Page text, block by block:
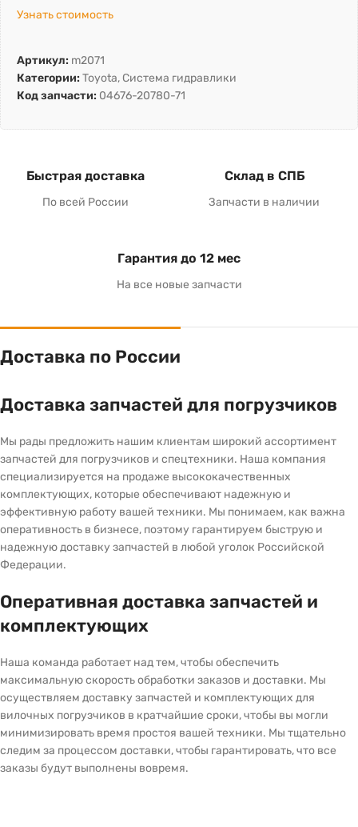
Узнать стоимость
Артикул: m2071
Категории: Toyota, Система гидравлики
Код запчасти: 04676-20780-71
Быстрая доставка
По всей России
Склад в СПБ
Запчасти в наличии
Гарантия до 12 мес
На все новые запчасти
Доставка по России
Доставка запчастей для погрузчиков
Мы рады предложить нашим клиентам широкий ассортимент
запчастей для погрузчиков и спецтехники. Наша компания
специализируется на продаже высококачественных
комплектующих, которые обеспечивают надежную и
эффективную работу вашей техники. Мы понимаем, как важна
оперативность в бизнесе, поэтому гарантируем быструю и
надежную доставку запчастей в любой уголок Российской
Федерации.
Оперативная доставка запчастей и
комплектующих
Наша команда работает над тем, чтобы обеспечить
максимальную скорость обработки заказов и доставки. Мы
осуществляем доставку запчастей и комплектующих для
вилочных погрузчиков в кратчайшие сроки, чтобы вы могли
минимизировать время простоя вашей техники. Мы тщательно
следим за процессом доставки, чтобы гарантировать, что все
заказы будут выполнены вовремя.